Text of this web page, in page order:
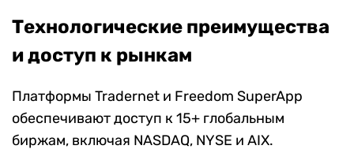
Технологические преимущества
и доступ к рынкам
Платформы Tradernet и Freedom SuperApp
обеспечивают доступ к 15+ глобальным
биржам, включая NASDAQ, NYSE и AIX.